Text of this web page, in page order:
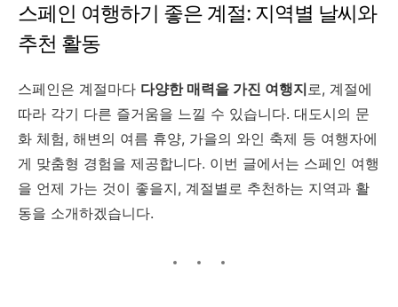
스페인 여행하기 좋은 계절: 지역별 날씨와
추천 활동
스페인은 계절마다 다양한 매력을 가진 여행지로, 계절에
따라 각기 다른 즐거움을 느낄 수 있습니다. 대도시의 문
화 체험, 해변의 여름 휴양, 가을의 와인 축제 등 여행자에
게 맞춤형 경험을 제공합니다. 이번 글에서는 스페인 여행
을 언제 가는 것이 좋을지, 계절별로 추천하는 지역과 활
동을 소개하겠습니다.